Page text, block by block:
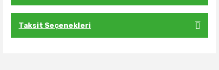
Taksit Seçenekleri